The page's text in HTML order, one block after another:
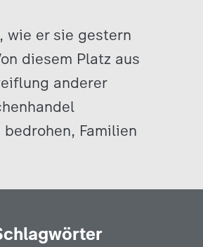
wie er sie gestern
diesem Platz aus
anderer
Familien